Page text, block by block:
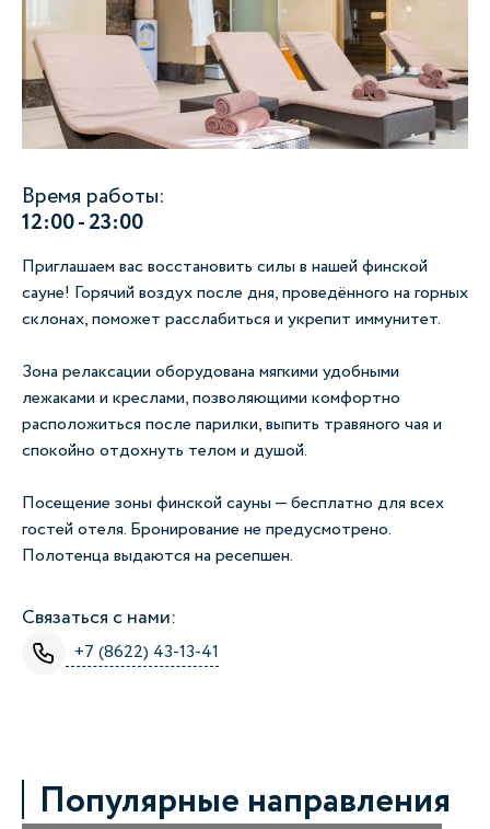
Время работы:
12:00 - 23:00
Приглашаем вас восстановить силы в нашей финской
сауне! Горячий воздух после дня, проведённого на горных
склонах, поможет расслабиться и укрепит иммунитет.
Зона релаксации оборудована мягкими удобными
лежаками и креслами, позволяющими комфортно
расположиться после парилки, выпить травяного чая и
спокойно отдохнуть телом и душой.
Посещение зоны финской сауны — бесплатно для всех
гостей отеля. Бронирование не предусмотрено.
Полотенца выдаются на ресепшен.
Связаться с нами:
+7 (8622) 43-13-41
Популярные направления